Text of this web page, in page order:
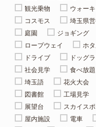
観光乗物
ウォー
コスモス
埼玉県営
庭園
ジョギング
ロープウェイ
ホ
ドライブ
ドッグ
社会見学
食べ放題
埼玉語
花火大会
図書館
工場見学
展望台
スカイス
屋内施設
電車